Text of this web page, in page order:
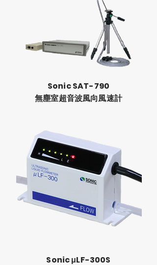
Sonic SAT-790
​無塵室超音波風向風速計
Sonic μLF-300S